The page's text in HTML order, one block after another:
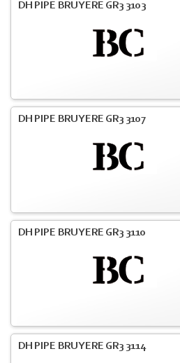
DH PIPE BRUYERE GR3 3103
DH PIPE BRUYERE GR3 3107
DH PIPE BRUYERE GR3 3110
DH PIPE BRUYERE GR3 3114